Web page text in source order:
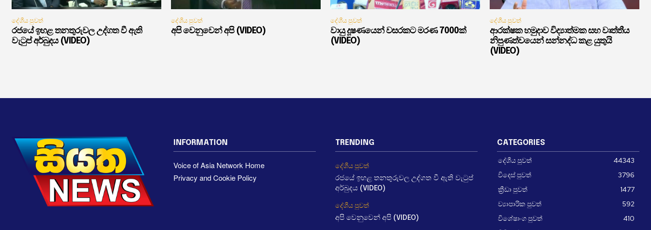
දේශීය පුවත්
රජයේ ඉහළ තනතුරුවල උද්ගත වී ඇති
වැටුප් අර්බුදය (VIDEO)
දේශීය පුවත්
අපි වෙනුවෙන් අපි (VIDEO)
දේශීය පුවත්
වායු දූෂණයෙන් වසරකට මරණ 7000ක්
(VIDEO)
දේශීය පුවත්
ආරක්ෂක හමුදාව විද්‍යාත්මක සහ වෘත්තීය
නිපුණත්වයෙන් සන්නද්ධ කළ යුතුයි
(VIDEO)
INFORMATION
Voice of Asia Network Home
Privacy and Cookie Policy
TRENDING
දේශීය පුවත්
රජයේ ඉහළ තනතුරුවල උද්ගත වී ඇති වැටුප්
අර්බුදය (VIDEO)
දේශීය පුවත්
අපි වෙනුවෙන් අපි (VIDEO)
CATEGORIES
දේශීය පුවත්
44343
විදෙස් පුවත්
3796
ක්‍රීඩා පුවත්
1477
ව්‍යාපාරික පුවත්
592
විශේෂාංග පුවත්
410